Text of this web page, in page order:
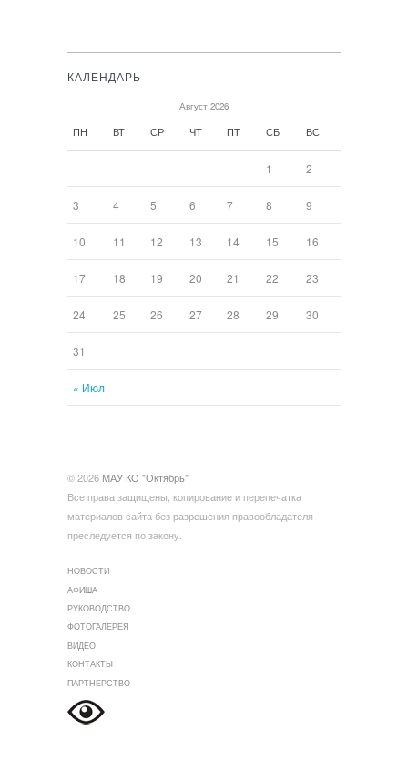
КАЛЕНДАРЬ
Август 2026
ПН ВТ СР ЧТ ПТ СБ ВС
« Июл
1 2
3 4 5 6 7 8 9
10 11 12 13 14 15 16
17 18 19 20 21 22 23
24 25 26 27 28 29 30
31
© 2026 МАУ КО "Октябрь"
Все права защищены, копирование и перепечатка
материалов сайта без разрешения правообладателя
преследуется по закону.
НОВОСТИ
АФИША
РУКОВОДСТВО
ФОТОГАЛЕРЕЯ
ВИДЕО
КОНТАКТЫ
ПАРТНЕРСТВО